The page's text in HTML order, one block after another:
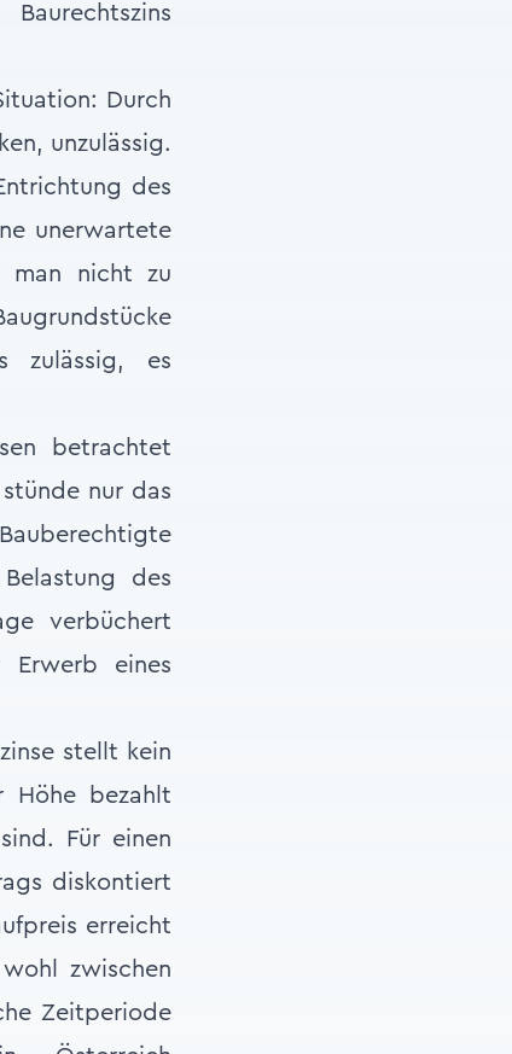
Durch
unzulässig.
des
unerwartete
man nicht zu
zulässig, es
betrachtet
nur das
des
verbüchert
eines
stellt kein
Höhe bezahlt
Für einen
diskontiert
erreicht
zwischen
Zeitperiode